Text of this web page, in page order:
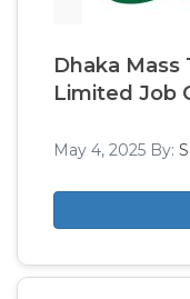
Dhaka Mass
Limited Job
May 4, 2025 By: